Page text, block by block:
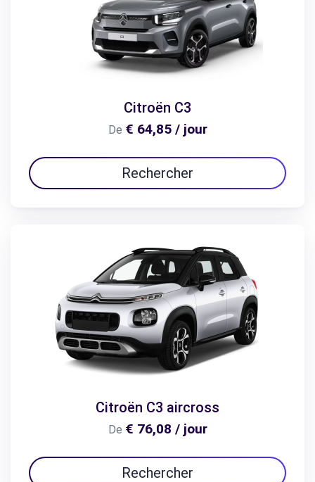
Citroën C3
De € 64,85 / jour
Rechercher
Citroën C3 aircross
De € 76,08 / jour
Rechercher